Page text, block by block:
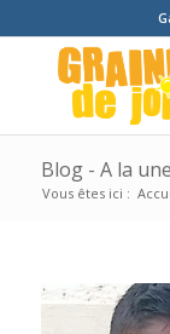
Blog - A la une
Vous êtes ici :